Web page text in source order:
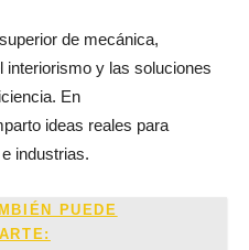
de mecánica,
interiorismo y las soluciones
En
ideas reales para
industrias.
PUEDE